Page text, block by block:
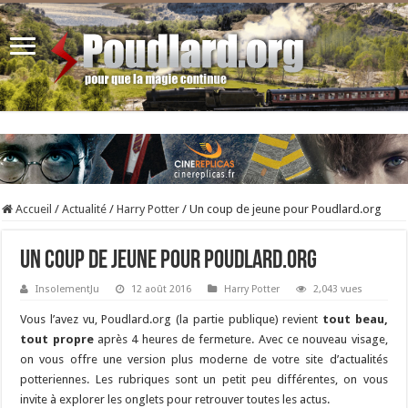
Accueil / Actualité / Harry Potter / Un coup de jeune pour Poudlard.org
Un coup de jeune pour Poudlard.org
InsolementJu 12 août 2016 Harry Potter 2,043 vues
Vous l’avez vu, Poudlard.org (la partie publique) revient tout beau,
tout propreaprès 4 heures de fermeture. Avec ce nouveau visage,
on vous offre une version plus moderne de votre site d’actualités
potteriennes. Les rubriques sont un petit peu différentes, on vous
invite à explorer les onglets pour retrouver toutes les actus.